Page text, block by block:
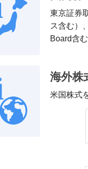
東京証券
ス含む）
Board含
海外株
米国株式